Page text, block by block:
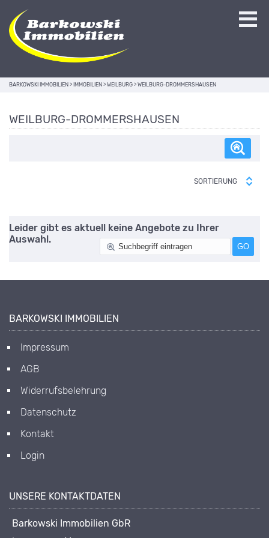
BARKOWSKI IMMOBILIEN > IMMOBILIEN > WEILBURG > WEILBURG-DROMMERSHAUSEN
WEILBURG-DROMMERSHAUSEN
SORTIERUNG
Leider gibt es aktuell keine Angebote zu Ihrer
Auswahl.
BARKOWSKI IMMOBILIEN
Impressum
AGB
Widerrufsbelehrung
Datenschutz
Kontakt
Login
UNSERE KONTAKTDATEN
Barkowski Immobilien GbR